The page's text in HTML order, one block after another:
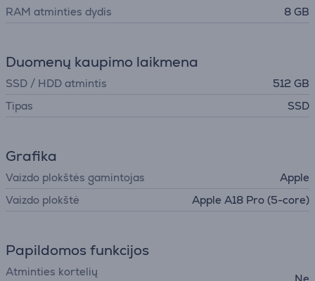
RAM atminties dydis 8 GB
Duomenų kaupimo laikmena
SSD / HDD atmintis
512 GB
Tipas
SSD
Grafika
Vaizdo plokštės gamintojas
Apple
Vaizdo plokštė
Apple A18 Pro (5-core)
Papildomos funkcijos
Atminties kortelių